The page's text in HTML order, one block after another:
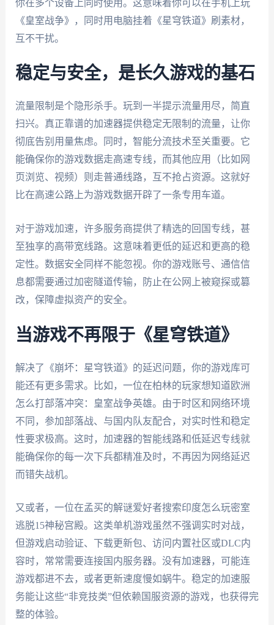
你在多个设备上同时使用。这意味着你可以在手机上玩
《皇室战争》，同时用电脑挂着《星穹铁道》刷素材，
互不干扰。
稳定与安全，是长久游戏的基石
流量限制是个隐形杀手。玩到一半提示流量用尽，简直
扫兴。真正靠谱的加速器提供稳定无限制的流量，让你
彻底告别用量焦虑。同时，智能分流技术至关重要。它
能确保你的游戏数据走高速专线，而其他应用（比如网
页浏览、视频）则走普通线路，互不抢占资源。这就好
比在高速公路上为游戏数据开辟了一条专用车道。
对于游戏加速，许多服务商提供了精选的回国专线，甚
至独享的高带宽线路。这意味着更低的延迟和更高的稳
定性。数据安全同样不能忽视。你的游戏账号、通信信
息都需要通过加密隧道传输，防止在公网上被窥探或篡
改，保障虚拟资产的安全。
当游戏不再限于《星穹铁道》
解决了《崩坏：星穹铁道》的延迟问题，你的游戏库可
能还有更多需求。比如，一位在柏林的玩家想知道欧洲
怎么打部落冲突：皇室战争英雄。由于时区和网络环境
不同，参加部落战、与国内队友配合，对实时性和稳定
性要求极高。这时，加速器的智能线路和低延迟专线就
能确保你的每一次下兵都精准及时，不再因为网络延迟
而错失战机。
又或者，一位在孟买的解谜爱好者搜索印度怎么玩密室
逃脱15神秘宫殿。这类单机游戏虽然不强调实时对战，
但游戏启动验证、下载更新包、访问内置社区或DLC内
容时，常常需要连接国内服务器。没有加速器，可能连
游戏都进不去，或者更新速度慢如蜗牛。稳定的加速服
务能让这些“非竞技类”但依赖国服资源的游戏，也获得完
整的体验。